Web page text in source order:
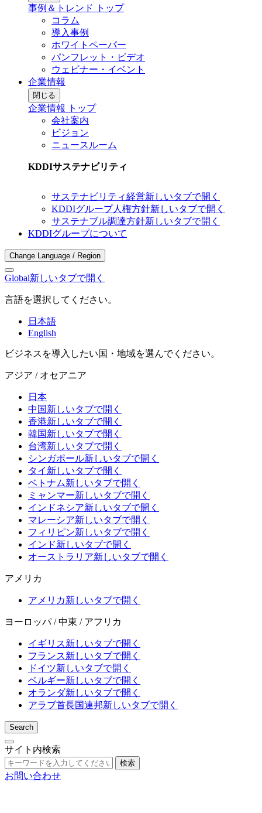
事例＆トレンド トップ
コラム
導入事例
ホワイトペーパー
パンフレット・ビデオ
ウェビナー・イベント
企業情報
閉じる
企業情報 トップ
会社案内
ビジョン
ニュースルーム
KDDIサステナビリティ
サステナビリティ経営新しいタブで開く
KDDIグループ人権方針新しいタブで開く
サステナブル調達方針新しいタブで開く
KDDIグループについて
Change Language / Region
Global新しいタブで開く
言語を選択してください。
日本語
English
ビジネスを導入したい国・地域を選んでください。
アジア / オセアニア
日本
中国新しいタブで開く
香港新しいタブで開く
韓国新しいタブで開く
台湾新しいタブで開く
シンガポール新しいタブで開く
タイ 新しいタブで開く
ベトナム新しいタブで開く
ミャンマー新しいタブで開く
インドネシア新しいタブで開く
マレーシア新しいタブで開く
フィリピン新しいタブで開く
インド新しいタブで開く
オーストラリア新しいタブで開く
アメリカ
アメリカ新しいタブで開く
ヨーロッパ / 中東 / アフリカ
イギリス新しいタブで開く
フランス新しいタブで開く
ドイツ新しいタブで開く
ベルギー新しいタブで開く
オランダ新しいタブで開く
アラブ首長国連邦新しいタブで開く
Search
サイト内検索
検索
お問い合わせ